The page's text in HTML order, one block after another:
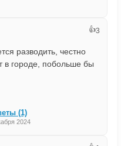
👍3
разводить, честно
в городе, побольше бы
(1)
2024